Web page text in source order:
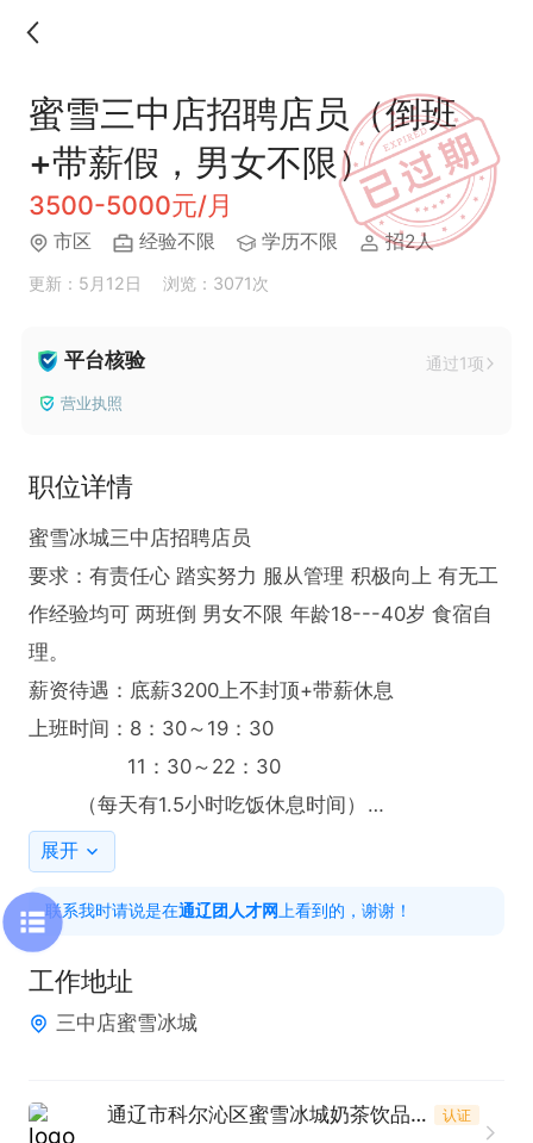
蜜雪三中店招聘店员（倒班
+带薪假，男女不限）
3500-5000元/月
市区 经验不限 学历不限 招2人
更新：5月12日 浏览：3071次
平台核验 通过1项
营业执照
职位详情
蜜雪冰城三中店招聘店员
要求：有责任心 踏实努力 服从管理 积极向上 有无工
作经验均可 两班倒 男女不限 年龄18---40岁 食宿自
理。
薪资待遇：底薪3200上不封顶+带薪休息
上班时间：8：30～19：30
                11：30～22：30
        （每天有1.5小时吃饭休息时间）
注：应聘者有两天无薪试工，每天六小时，要求最少
展开
联系我时请说是在通辽团人才网 上看到的，谢谢！
工作地址
三中店蜜雪冰城
通辽市科尔沁区蜜雪冰城奶茶饮品店 认证